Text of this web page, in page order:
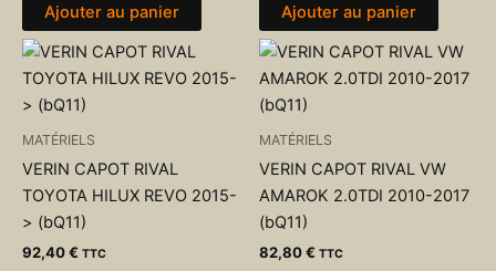
Ajouter au panier Ajouter au panier
MATÉRIELS
VERIN CAPOT RIVAL
TOYOTA HILUX REVO 2015-
> (bQ11)
92,40€ TTC
MATÉRIELS
VERIN CAPOT RIVAL VW
AMAROK 2.0TDI 2010-2017
(bQ11)
82,80€ TTC